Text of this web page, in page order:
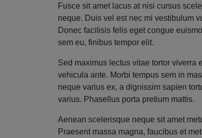
Fusce sit amet lacus at nisi cursus
neque. Duis vel est nec mi vestibulum
Donec facilisis felis eget congue
sem eu, finibus tempor elit.
Sed maximus lectus vitae tortor viverra
vehicula ante. Morbi tempus sem in
neque varius ex, a dignissim sapien
varius. Phasellus porta pretium mattis.
Aenean scelerisque neque sit amet
Praesent massa magna, faucibus et